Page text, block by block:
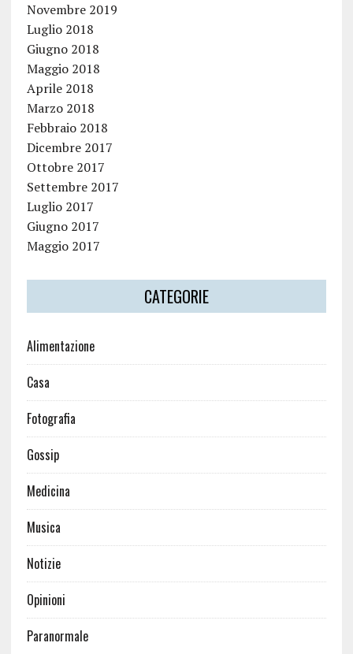
Novembre 2019
Luglio 2018
Giugno 2018
Maggio 2018
Aprile 2018
Marzo 2018
Febbraio 2018
Dicembre 2017
Ottobre 2017
Settembre 2017
Luglio 2017
Giugno 2017
Maggio 2017
CATEGORIE
Alimentazione
Casa
Fotografia
Gossip
Medicina
Musica
Notizie
Opinioni
Paranormale